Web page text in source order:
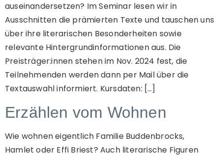
auseinandersetzen? Im Seminar lesen wir in
Ausschnitten die prämierten Texte und tauschen uns
über ihre literarischen Besonderheiten sowie
relevante Hintergrundinformationen aus. Die
Preisträger:innen stehen im Nov. 2024 fest, die
Teilnehmenden werden dann per Mail über die
Textauswahl informiert. Kursdaten: […]
Erzählen vom Wohnen
Wie wohnen eigentlich Familie Buddenbrocks,
Hamlet oder Effi Briest? Auch literarische Figuren